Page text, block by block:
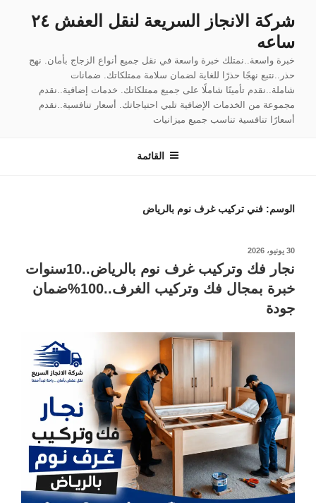
المحتوى
شركة الانجاز السريعة لنقل العفش ٢٤
ساعه
خبرة واسعة..نمتلك خبرة واسعة في نقل جميع أنواع الزجاج بأمان. نهج
حذر..نتبع نهجًا حذرًا للغاية لضمان سلامة ممتلكاتك. ضمانات
شاملة..نقدم تأمينًا شاملًا على جميع ممتلكاتك. خدمات إضافية..نقدم
مجموعة من الخدمات الإضافية تلبي احتياجاتك. أسعار تنافسية..نقدم
أسعارًا تنافسية تناسب جميع ميزانيات
القائمة
الوسم: فني تركيب غرف نوم بالرياض
نُشر
30 يونيو، 2026
نجار فك وتركيب غرف نوم بالرياض..10سنوات
خبرة بمجال فك وتركيب الغرف..100%ضمان
جودة